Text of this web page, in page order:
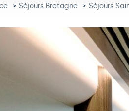
> Séjours Bretagne > Séjours
Selecting a thumbnail will
shows one large product image at